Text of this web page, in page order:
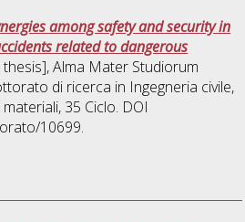
among safety and security in
related to dangerous
Alma Mater Studiorum
di ricerca in Ingegneria civile,
materiali, 35 Ciclo. DOI
10699.